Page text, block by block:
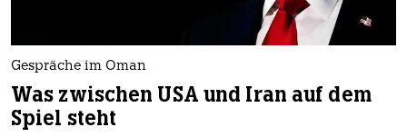
Gespräche im Oman
Was zwischen USA und Iran auf dem
Spiel steht